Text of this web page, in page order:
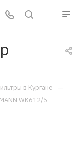
в Кургане —
WK612/5